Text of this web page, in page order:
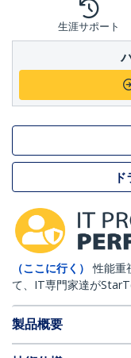
生涯サポート
（ここに行く）
性能重
て、IT専門家達が
製品概要